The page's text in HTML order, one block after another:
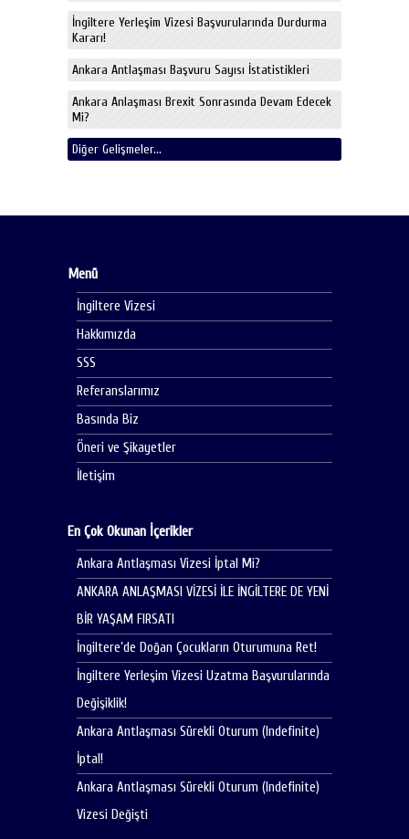
İngiltere Yerleşim Vizesi Başvurularında Durdurma
Kararı!
Ankara Antlaşması Başvuru Sayısı İstatistikleri
Ankara Anlaşması Brexit Sonrasında Devam Edecek
Mi?
Diğer Gelişmeler...
Menü
İngiltere Vizesi
Hakkımızda
SSS
Referanslarımız
Basında Biz
Öneri ve Şikayetler
İletişim
En Çok Okunan İçerikler
Ankara Antlaşması Vizesi İptal Mi?
ANKARA ANLAŞMASI VİZESİ İLE İNGİLTERE DE YENİ
BİR YAŞAM FIRSATI
İngiltere’de Doğan Çocukların Oturumuna Ret!
İngiltere Yerleşim Vizesi Uzatma Başvurularında
Değişiklik!
Ankara Antlaşması Sürekli Oturum (Indefinite)
İptal!
Ankara Antlaşması Sürekli Oturum (Indefinite)
Vizesi Değişti